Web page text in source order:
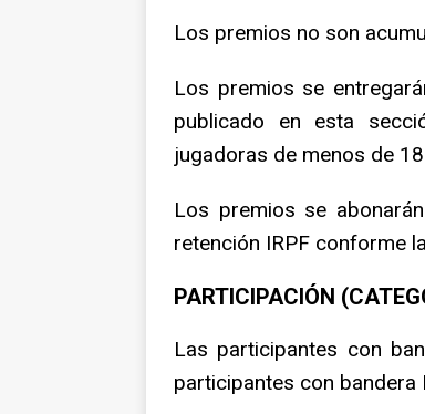
Los premios no son
Los premios se
publicado en esta
jugadoras de menos de
Los premios se
retención IRPF conforme
PARTICIPACIÓN
Las participantes con
participantes con bandera